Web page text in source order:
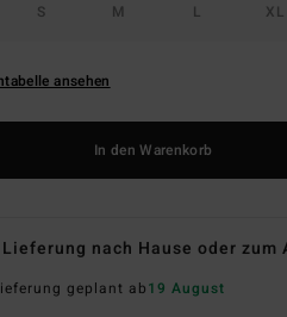
S M L XL
ansehen
In den Warenkorb
Lieferung nach Hause oder zum
geplant ab19 August